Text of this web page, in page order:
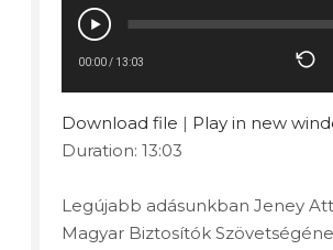
00:00/ 13:03
Download file | Play in new
Duration: 13:03
Legújabb adásunkban Jeney
Magyar Biztosítók